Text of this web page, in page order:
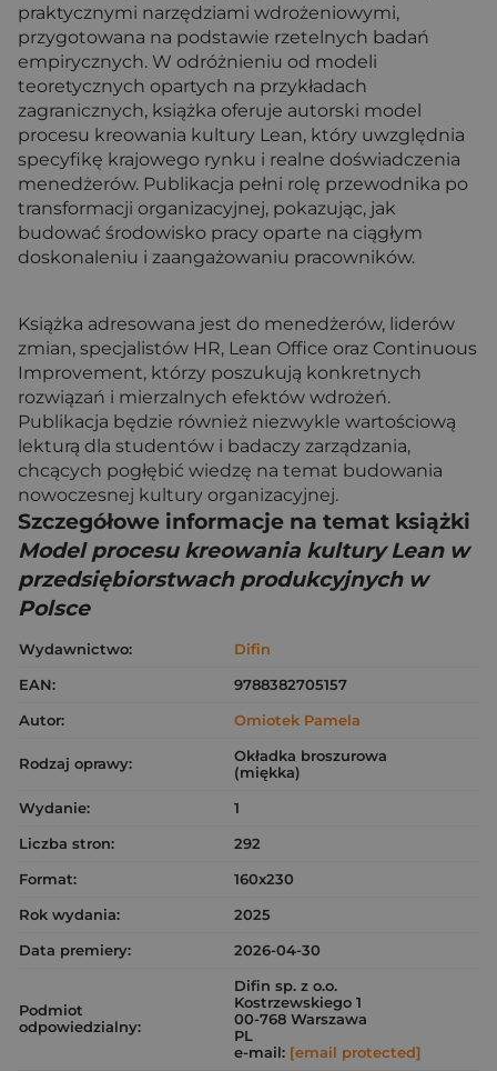
praktycznymi narzędziami wdrożeniowymi,
przygotowana na podstawie rzetelnych badań
empirycznych. W odróżnieniu od modeli
teoretycznych opartych na przykładach
zagranicznych, książka oferuje autorski model
procesu kreowania kultury Lean, który uwzględnia
specyfikę krajowego rynku i realne doświadczenia
menedżerów. Publikacja pełni rolę przewodnika po
transformacji organizacyjnej, pokazując, jak
budować środowisko pracy oparte na ciągłym
doskonaleniu i zaangażowaniu pracowników.
Książka adresowana jest do menedżerów, liderów
zmian, specjalistów HR, Lean Office oraz Continuous
Improvement, którzy poszukują konkretnych
rozwiązań i mierzalnych efektów wdrożeń.
Publikacja będzie również niezwykle wartościową
lekturą dla studentów i badaczy zarządzania,
chcących pogłębić wiedzę na temat budowania
nowoczesnej kultury organizacyjnej.
Szczegółowe informacje na temat książki
Model procesu kreowania kultury Lean w
przedsiębiorstwach produkcyjnych w
Polsce
Wydawnictwo:
Difin
EAN:
9788382705157
Autor:
Omiotek Pamela
Rodzaj oprawy:
Okładka broszurowa
(miękka)
Wydanie:
1
Liczba stron:
292
Format:
160x230
Rok wydania:
2025
Data premiery:
2026-04-30
Podmiot
odpowiedzialny:
Difin sp. z o.o.
Kostrzewskiego 1
00-768 Warszawa
PL
e-mail: [email protected]